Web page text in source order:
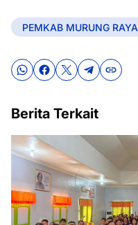
PEMKAB MURUNG RAYA
Berita Terkait